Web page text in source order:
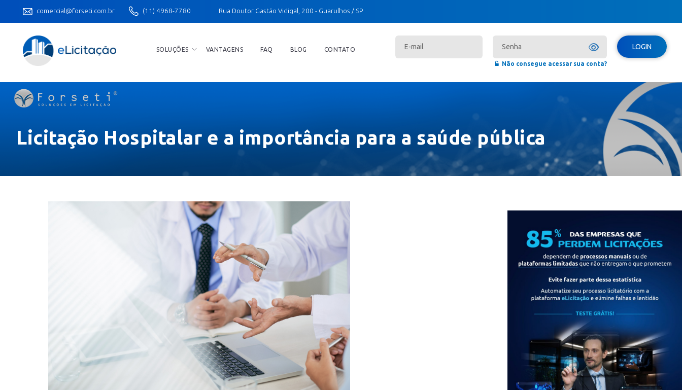
comercial@forseti.com.br (11) 4968-7780 Rua Doutor Gastão Vidigal, 200 - Guarulhos / SP
SOLUÇÕES VANTAGENS FAQ BLOG CONTATO
Não consegue acessar sua conta?
LOGIN
Licitação Hospitalar e a importância para a saúde pública